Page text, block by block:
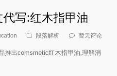
写:红木指甲油
段落解析 暂无评论
推出comsmetic红木指甲油,理解消